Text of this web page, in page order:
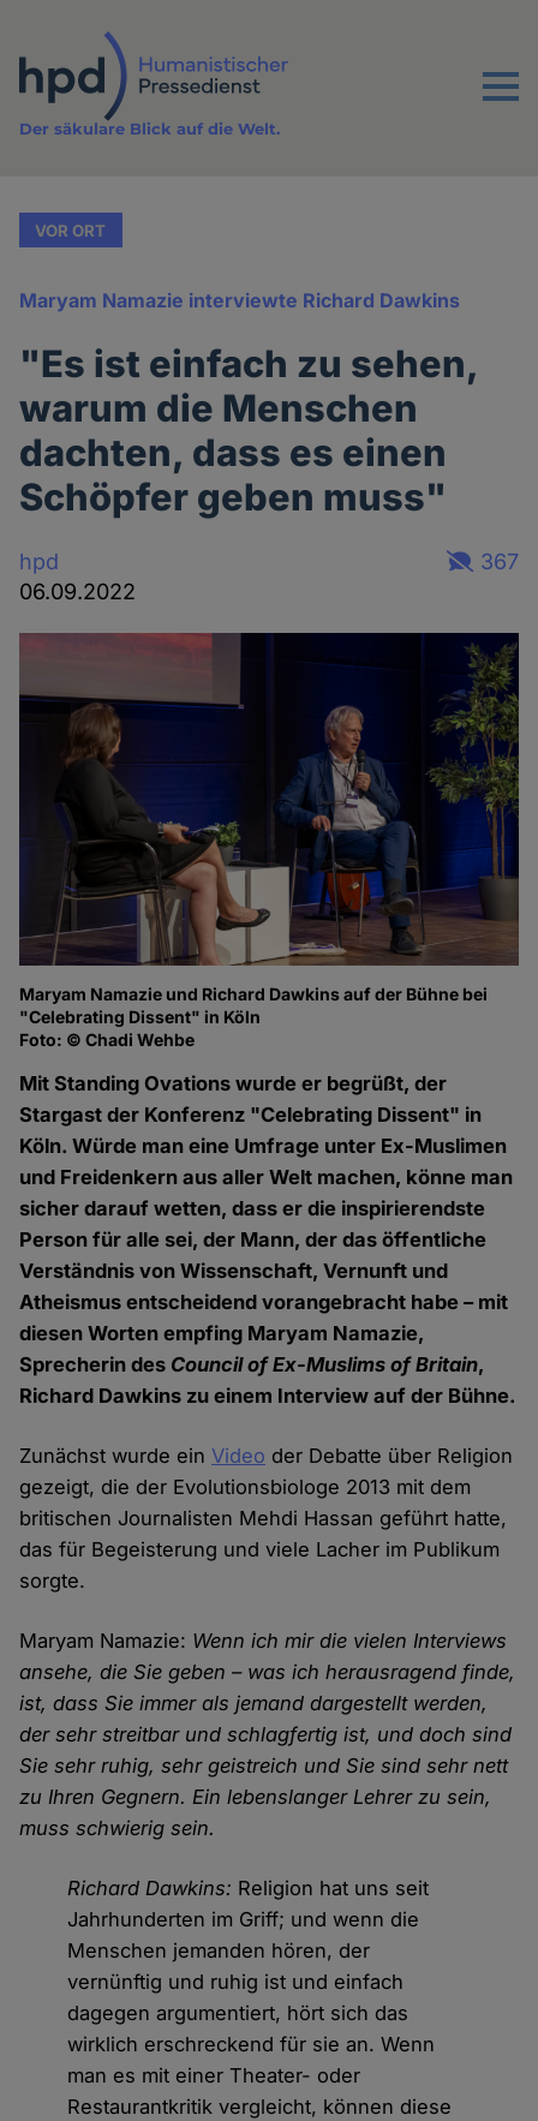
Inhalt
Menu
Der säkulare Blick auf die Welt.
VOR ORT
Maryam Namazie interviewte Richard Dawkins
"Es ist einfach zu sehen,
warum die Menschen
dachten, dass es einen
Schöpfer geben muss"
hpd
06.09.2022
367
Maryam Namazie und Richard Dawkins auf der Bühne bei
"Celebrating Dissent" in Köln
Foto: © Chadi Wehbe
Mit Standing Ovations wurde er begrüßt, der
Stargast der Konferenz "Celebrating Dissent" in
Köln. Würde man eine Umfrage unter Ex-Muslimen
und Freidenkern aus aller Welt machen, könne man
sicher darauf wetten, dass er die inspirierendste
Person für alle sei, der Mann, der das öffentliche
Verständnis von Wissenschaft, Vernunft und
Atheismus entscheidend vorangebracht habe – mit
diesen Worten empfing Maryam Namazie,
Sprecherin des Council of Ex-Muslims of Britain,
Richard Dawkins zu einem Interview auf der Bühne.
Zunächst wurde einVideo der Debatte über Religion
gezeigt, die der Evolutionsbiologe 2013 mit dem
britischen Journalisten Mehdi Hassan geführt hatte,
das für Begeisterung und viele Lacher im Publikum
sorgte.
Maryam Namazie: Wenn ich mir die vielen Interviews
ansehe, die Sie geben – was ich herausragend finde,
ist, dass Sie immer als jemand dargestellt werden,
der sehr streitbar und schlagfertig ist, und doch sind
Sie sehr ruhig, sehr geistreich und Sie sind sehr nett
zu Ihren Gegnern. Ein lebenslanger Lehrer zu sein,
muss schwierig sein.
Richard Dawkins: Religion hat uns seit
Jahrhunderten im Griff; und wenn die
Menschen jemanden hören, der
vernünftig und ruhig ist und einfach
dagegen argumentiert, hört sich das
wirklich erschreckend für sie an. Wenn
man es mit einer Theater- oder
Restaurantkritik vergleicht, können diese